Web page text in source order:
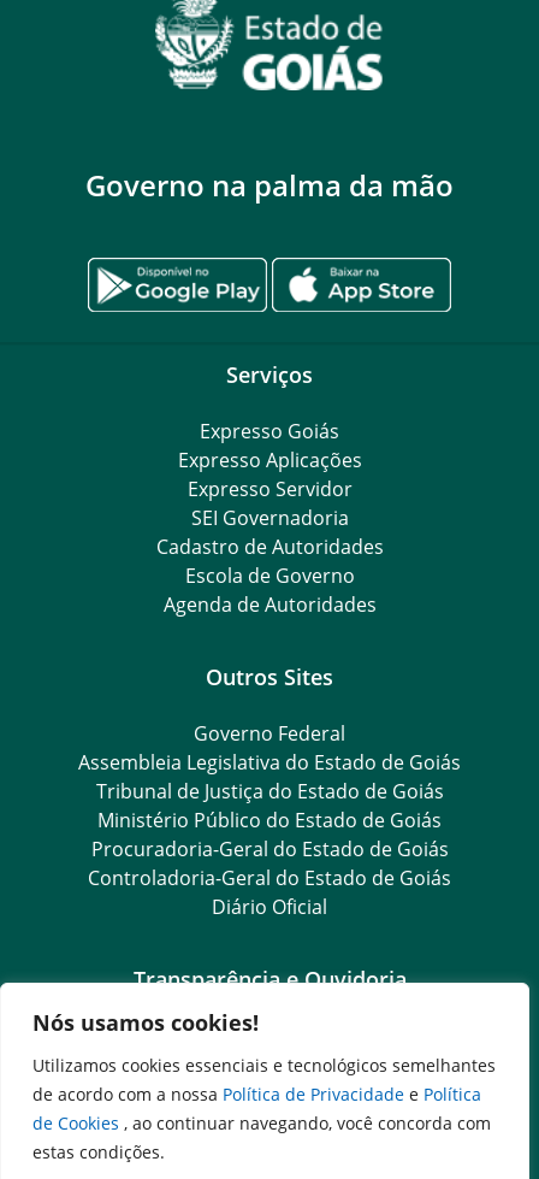
Nós usamos cookies!
Utilizamos cookies essenciais e tecnológicos semelhantes
de acordo com a nossa Política de Privacidade e Política
de Cookies , ao continuar navegando, você concorda com
estas condições.
Governo na palma da mão
Serviços
Expresso Goiás
Expresso Aplicações
Expresso Servidor
SEI Governadoria
Cadastro de Autoridades
Escola de Governo
Agenda de Autoridades
Outros Sites
Governo Federal
Assembleia Legislativa do Estado de Goiás
Tribunal de Justiça do Estado de Goiás
Ministério Público do Estado de Goiás
Procuradoria-Geral do Estado de Goiás
Controladoria-Geral do Estado de Goiás
Diário Oficial
Transparência e Ouvidoria
LGPD
Goiás Transparência
Dados Abertos Goiás
SIC – Serviço de Informação ao Cidadão
e-SIC – Serviço Eletrônico de Informação ao Cidadão